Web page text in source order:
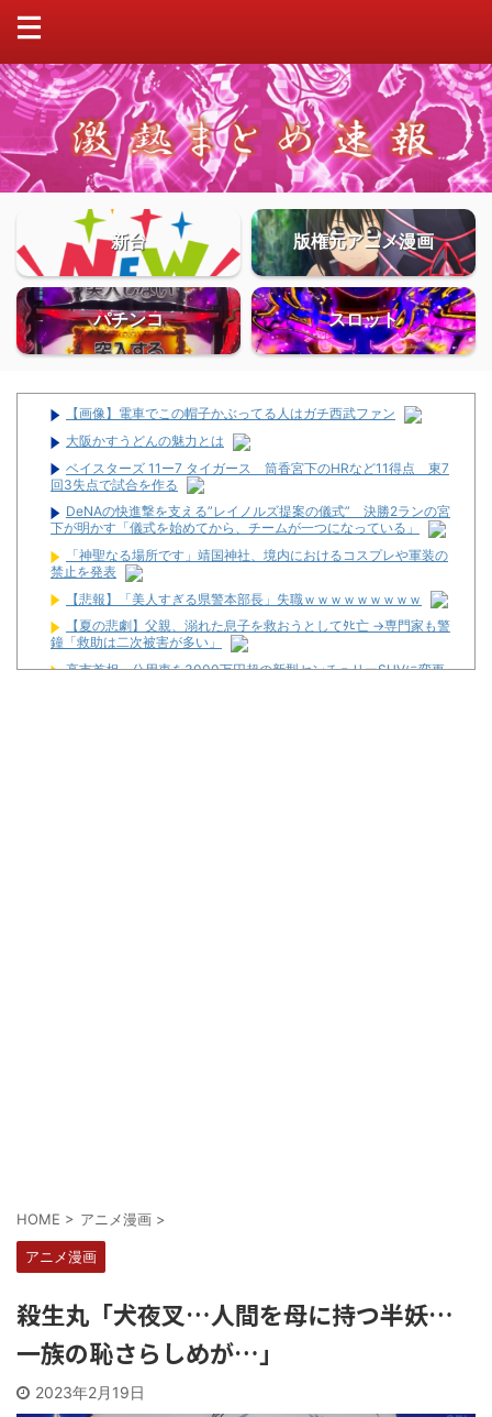
新台 版権元アニメ漫画
パチンコ スロット
【画像】電車でこの帽子かぶってる人はガチ西武ファン
大阪かすうどんの魅力とは
ベイスターズ 11ー7 タイガース 筒香宮下のHRなど11得点 東7
回3失点で試合を作る
DeNAの快進撃を支える”レイノルズ提案の儀式” 決勝2ランの宮
下が明かす「儀式を始めてから、チームが一つになっている」
「神聖なる場所です」靖国神社、境内におけるコスプレや軍装の
禁止を発表
【悲報】「美人すぎる県警本部長」失職ｗｗｗｗｗｗｗｗｗ
【夏の悲劇】父親、溺れた息子を救おうとしてﾀﾋ亡 →専門家も警
鐘「救助は二次被害が多い」
高市首相、公用車を3000万円超の新型センチュリーSUVに変更
HOME > アニメ漫画 >
アニメ漫画
殺生丸「犬夜叉…人間を母に持つ半妖…
一族の恥さらしめが…」
2023年2月19日